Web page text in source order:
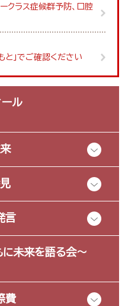
クラス症候群予防、口腔
と」でご確認ください
ール
言
未来を語る会～
費